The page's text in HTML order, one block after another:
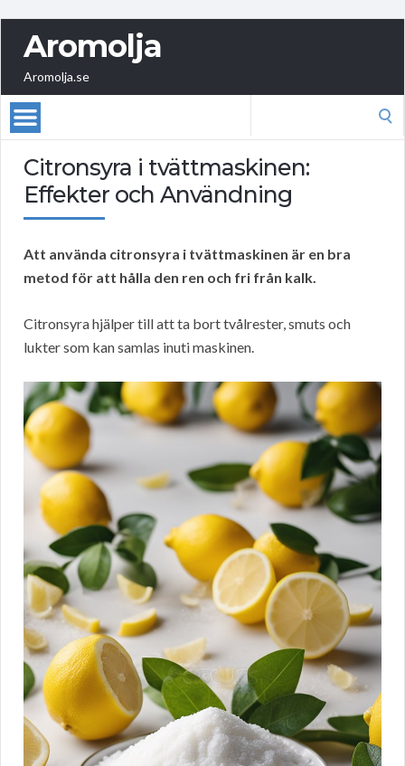
Aromolja
Aromolja.se
Citronsyra i tvättmaskinen:
Effekter och Användning
Att använda citronsyra i tvättmaskinen är en bra
metod för att hålla den ren och fri från kalk.
Citronsyra hjälper till att ta bort tvålrester, smuts och
lukter som kan samlas inuti maskinen.